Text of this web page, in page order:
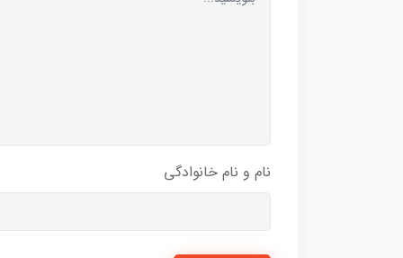
نام و نام خانوادگی